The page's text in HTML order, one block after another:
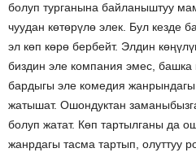
болуп турганына байланыштуу
чуудан көтөрүлө элек. Бул кезде
эл көп көрө бербейт. Элдин
биздин эле компания эмес,
бардыгы эле комедия жанрындагы
жатышат. Ошондуктан
болуп жатат. Көп тартылганы да
жанрдагы тасма тартып, олуттуу